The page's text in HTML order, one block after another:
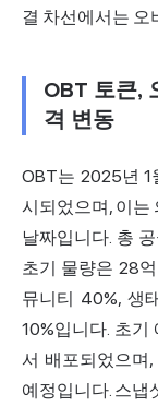
결 차선에서는 오
OBT 토큰,
격 변동
OBT는 2025년 1
시되었으며, 이는
날짜입니다. 총
초기 물량은 28
뮤니티 40%, 생
10%입니다. 초기
서 배포되었으며
예정입니다. 스냅